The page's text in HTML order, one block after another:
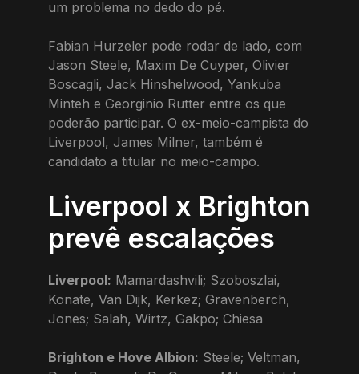
um problema no dedo do pé.
Fabian Hurzeler pode rodar de lado, com
Jason Steele, Maxim De Cuyper, Olivier
Boscagli, Jack Hinshelwood, Yankuba
Minteh e Georginio Rutter entre os que
poderão participar. O ex-meio-campista do
Liverpool, James Milner, também é
candidato a titular no meio-campo.
Liverpool x Brighton
prevê escalações
Liverpool: Mamardashvili; Szoboszlai,
Konate, Van Dijk, Kerkez; Gravenberch,
Jones; Salah, Wirtz, Gakpo; Chiesa
Brighton e Hove Albion: Steele; Veltman,